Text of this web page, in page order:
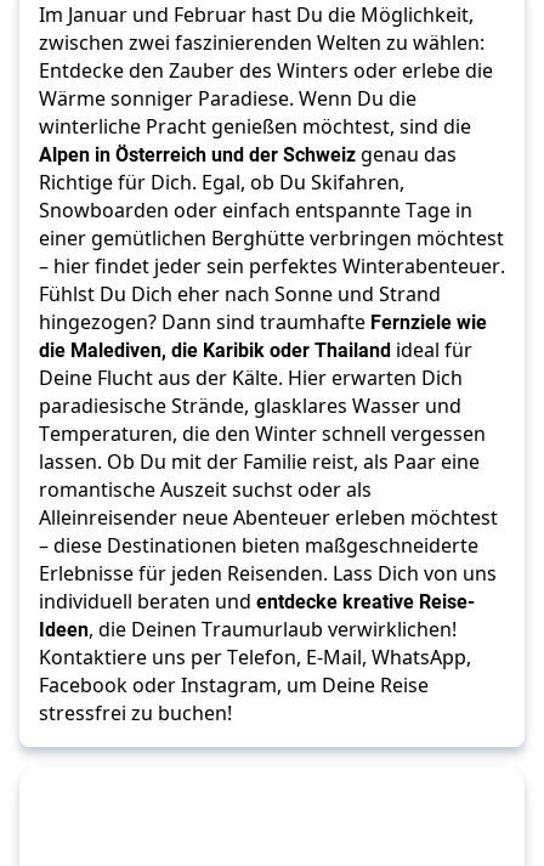
Im Januar und Februar hast Du die Möglichkeit,
zwischen zwei faszinierenden Welten zu wählen:
Entdecke den Zauber des Winters oder erlebe die
Wärme sonniger Paradiese. Wenn Du die
Alpen in Österreich und der Schweiz genau das
Richtige für Dich. Egal, ob Du Skifahren,
Snowboarden oder einfach entspannte Tage in
einer gemütlichen Berghütte verbringen möchtest
– hier findet jeder sein perfektes Winterabenteuer.
Fühlst Du Dich eher nach Sonne und Strand
hingezogen? Dann sind traumhafte Fernziele wie
die Malediven, die Karibik oder Thailand ideal für
Deine Flucht aus der Kälte. Hier erwarten Dich
paradiesische Strände, glasklares Wasser und
Temperaturen, die den Winter schnell vergessen
lassen. Ob Du mit der Familie reist, als Paar eine
romantische Auszeit suchst oder als
Alleinreisender neue Abenteuer erleben möchtest
– diese Destinationen bieten maßgeschneiderte
Erlebnisse für jeden Reisenden. Lass Dich von uns
individuell beraten und entdecke kreative Reise-
Ideen, die Deinen Traumurlaub verwirklichen!
Kontaktiere uns per Telefon, E-Mail, WhatsApp,
Facebook oder Instagram, um Deine Reise
stressfrei zu buchen!